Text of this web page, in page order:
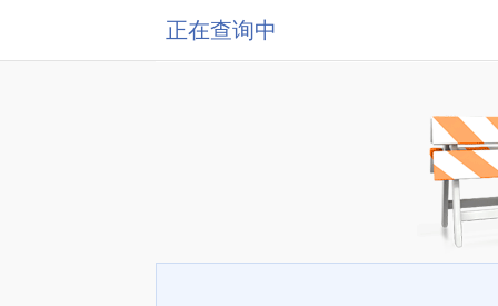
正在查询中